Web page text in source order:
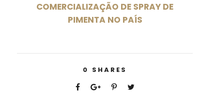
COMERCIALIZAÇÃO DE SPRAY DE
PIMENTA NO PAÍS
0 SHARES